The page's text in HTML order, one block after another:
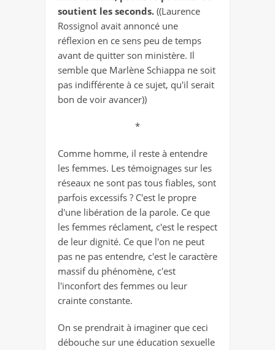
soutient les seconds. ((Laurence
Rossignol avait annoncé une
réflexion en ce sens peu de temps
avant de quitter son ministère. Il
semble que Marlène Schiappa ne soit
pas indifférente à ce sujet, qu'il serait
bon de voir avancer))
*
Comme homme, il reste à entendre
les femmes. Les témoignages sur les
réseaux ne sont pas tous fiables, sont
parfois excessifs ? C'est le propre
d'une libération de la parole. Ce que
les femmes réclament, c'est le respect
de leur dignité. Ce que l'on ne peut
pas ne pas entendre, c'est le caractère
massif du phénomène, c'est
l'inconfort des femmes ou leur
crainte constante.
On se prendrait à imaginer que ceci
débouche sur une éducation sexuelle